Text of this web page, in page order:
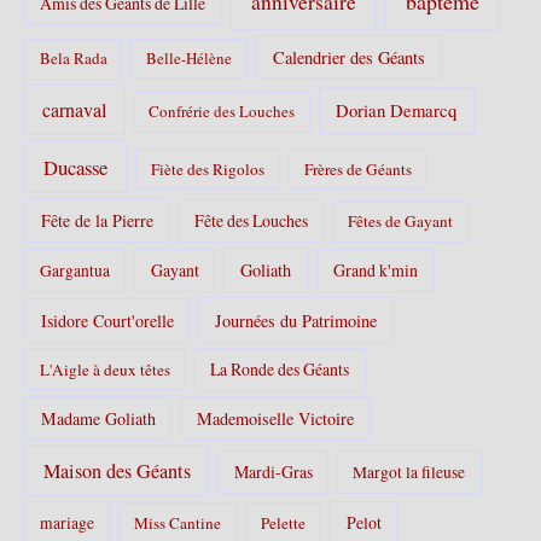
Bela Rada Belle-Hélène Calendrier des Géants
carnaval Confrérie des Louches Dorian Demarcq
Ducasse Fiète des Rigolos Frères de Géants
Fête de la Pierre Fête des Louches Fêtes de Gayant
Gargantua Gayant Goliath Grand k'min
Isidore Court'orelle Journées du Patrimoine
L'Aigle à deux têtes La Ronde des Géants
Madame Goliath Mademoiselle Victoire
Maison des Géants Mardi-Gras Margot la fileuse
mariage Miss Cantine Pelette Pelot